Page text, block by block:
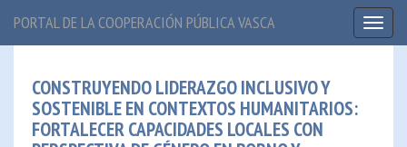
PORTAL DE LA COOPERACIÓN PÚBLICA VASCA
CONSTRUYENDO LIDERAZGO INCLUSIVO Y
SOSTENIBLE EN CONTEXTOS HUMANITARIOS:
FORTALECER CAPACIDADES LOCALES CON